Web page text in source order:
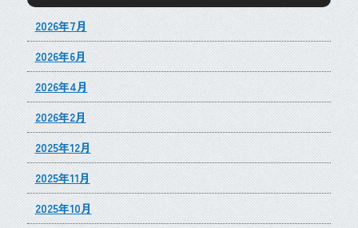
2026年7月
2026年6月
2026年4月
2026年2月
2025年12月
2025年11月
2025年10月